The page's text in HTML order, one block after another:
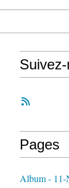
Pages
Album - 11-